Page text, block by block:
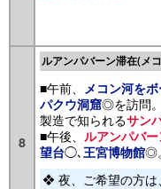
8
ルアンパバーン滞在(メ
■午前、 メコン河を
パクウ洞窟◎を訪問
製造で知られるサン
■午後、 ルアンパバ
望台◯､ 王宮博物館◎。
❖ 夜、ご希望の方は、